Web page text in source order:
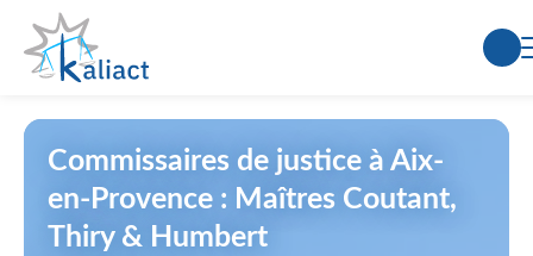
Commissaires de justice à Aix-
en-Provence : Maîtres Coutant,
Thiry & Humbert